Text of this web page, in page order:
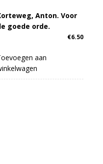
Anton. Voor
goede orde.
€6.50
aan